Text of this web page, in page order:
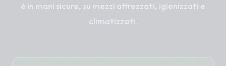
è in mani sicure, su mezzi attrezzati, igienizzati e
climatizzati.